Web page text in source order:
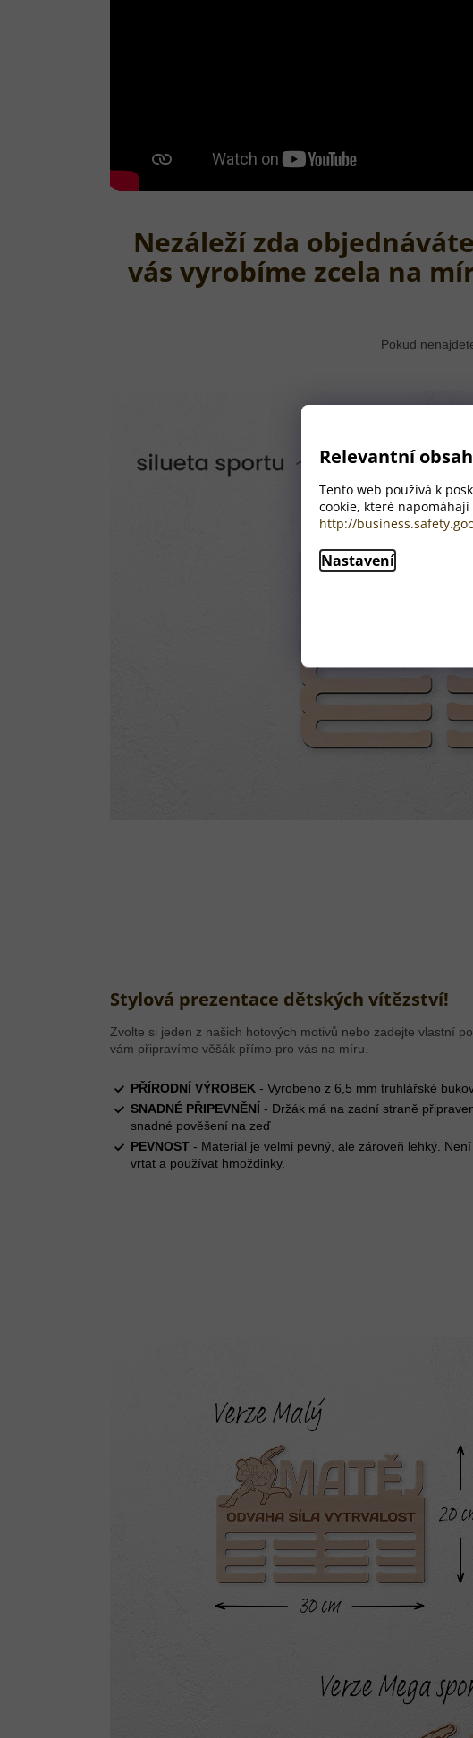
Relevantní
Tento web používá k
cookie, které
http://
Nastavení
Nezáleží zda
vás vyrobíme zcela na
Pokud
Stylová prezentace dětských vítězství!
Zvolte si jeden z našich hotových motivů nebo zadejte vlastní
vám připravíme věšák přímo pro vás na míru.
PŘÍRODNÍ VÝROBEK - Vyrobeno z 6,5 mm truhlářské
SNADNÉ PŘIPEVNĚNÍ - Držák má na zadní straně
snadné pověšení na zeď
PEVNOST - Materiál je velmi pevný, ale zároveň lehký.
vrtat a používat hmoždinky.